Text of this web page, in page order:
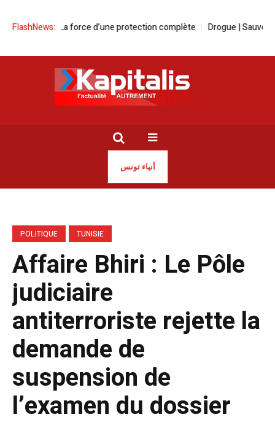
FlashNews:
| La force d’une protection complète Drogue | Sauvons nos
أنباء تونس
POLITIQUE TUNISIE
Affaire Bhiri : Le Pôle
judiciaire
antiterroriste rejette la
demande de
suspension de
l’examen du dossier